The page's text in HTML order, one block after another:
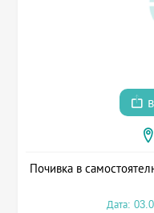
Почивка в
Дата: